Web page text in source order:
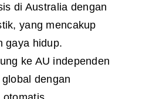
di Australia dengan
yang mencakup
gaya hidup.
ke AU independen
dengan